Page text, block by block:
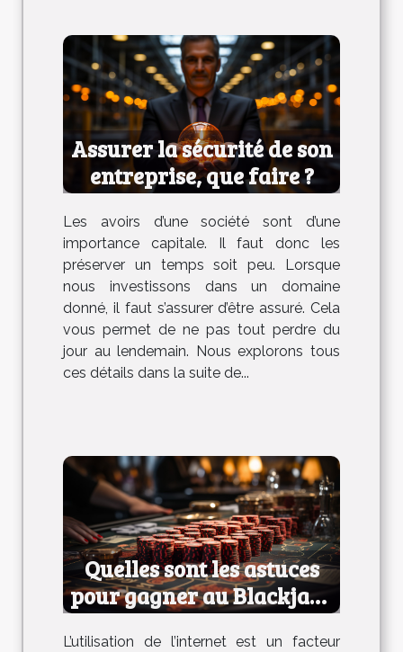
Assurer la sécurité de son
entreprise, que faire ?
Les avoirs d’une société sont d’une
importance capitale. Il faut donc les
préserver un temps soit peu. Lorsque
nous investissons dans un domaine
donné, il faut s’assurer d’être assuré. Cela
vous permet de ne pas tout perdre du
jour au lendemain. Nous explorons tous
ces détails dans la suite de...
Quelles sont les astuces
pour gagner au Blackjack
en ligne ?
L’utilisation de l’internet est un facteur